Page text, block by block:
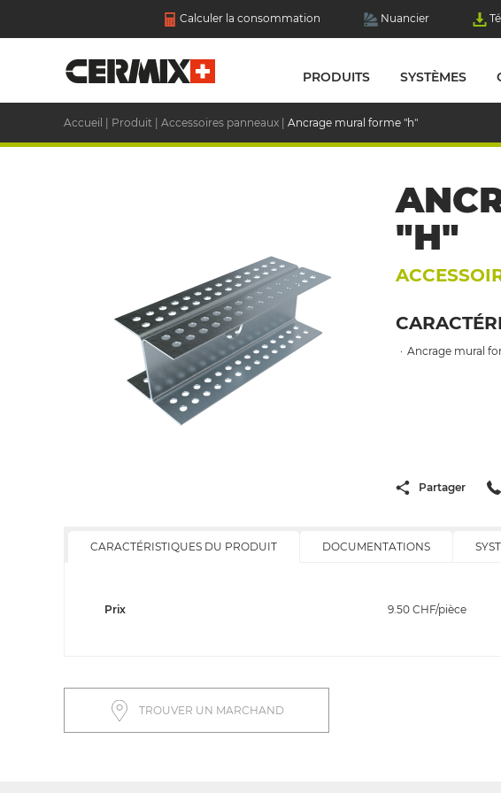
Calculer la consommation Nuancier
PRODUITS SYSTÈMES
Accueil Produit Accessoires panneaux Ancrage mural forme "h"
"H"
Ancrage mural
Partager
CARACTÉRISTIQUES DU PRODUIT DOCUMENTATIONS
Prix 9.50 CHF/pièce
TROUVER UN MARCHAND